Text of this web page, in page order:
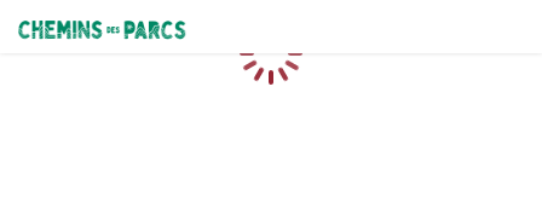
Chemins des Parcs
Chargement